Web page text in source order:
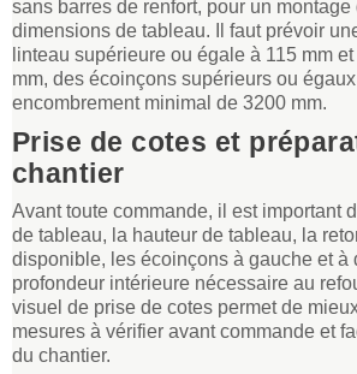
sans barres de renfort, pour un
dimensions de tableau. Il faut prévoir
linteau supérieure ou égale à 115 mm
mm, des écoinçons supérieurs ou
encombrement minimal de 3200 mm.
Prise de cotes et
chantier
Avant toute commande, il est important
de tableau, la hauteur de tableau, la
disponible, les écoinçons à gauche et à
profondeur intérieure nécessaire au
visuel de prise de cotes permet de
mesures à vérifier avant commande et
du chantier.